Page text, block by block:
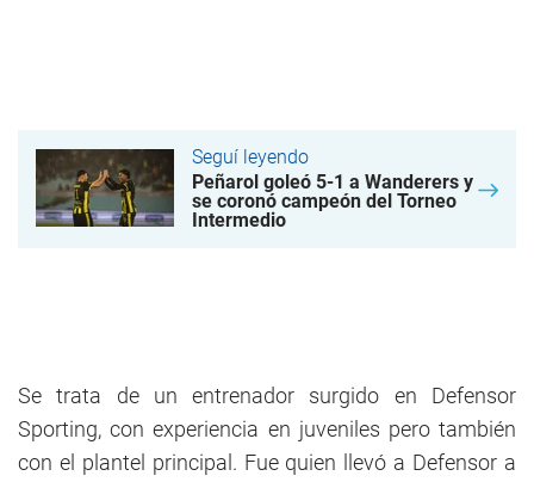
Seguí leyendo
Peñarol goleó 5-1 a Wanderers y
se coronó campeón del Torneo
Intermedio
Se trata de un entrenador surgido en Defensor
Sporting, con experiencia en juveniles pero también
con el plantel principal. Fue quien llevó a Defensor a